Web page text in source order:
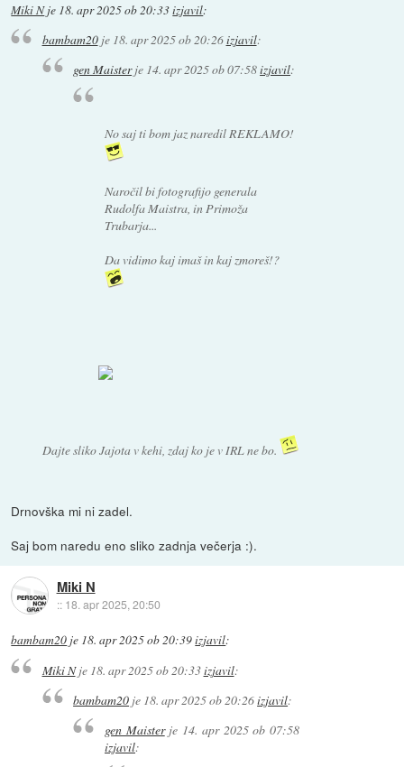
Miki Nje 18. apr 2025 ob 20:33izjavil:
bambam20je 18. apr 2025 ob 20:26izjavil:
gen Maisterje 14. apr 2025 ob 07:58izjavil:
No saj ti bom jaz naredil REKLAMO!
Naročil bi fotografijo generala
Rudolfa Maistra, in Primoža
Trubarja...
Da vidimo kaj imaš in kaj zmoreš!?
Dajte sliko Jajota v kehi, zdaj ko je v IRL ne bo.
Drnovška mi ni zadel.
Saj bom naredu eno sliko zadnja večerja :).
Miki N
:: 18. apr 2025, 20:50
bambam20 je 18. apr 2025 ob 20:39izjavil:
Miki Nje 18. apr 2025 ob 20:33izjavil:
bambam20 je 18. apr 2025 ob 20:26izjavil:
gen Maisterje 14. apr 2025 ob 07:58
izjavil: